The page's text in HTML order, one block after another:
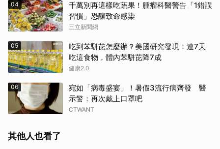
04
千萬別再這樣吃蔬果！腫瘤科醫警告「1錯誤
習慣」恐釀致命感染
三立新聞網
05
吃到苯駢芘怎麼辦？美國研究發現：連7天
吃這食物，體內苯駢芘降7成
健康2.0
06
宛如「病毒盛宴」！暑假3流行病齊發 醫
示警：再次戴上口罩吧
CTWANT
其他人也看了